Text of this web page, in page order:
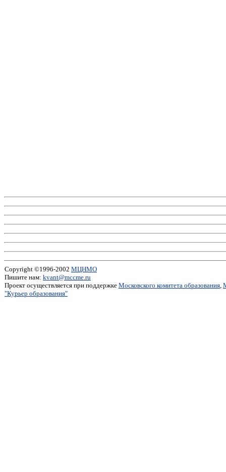
Copyright ©1996-2002 МЦНМО
Пишите нам: kvant@mccme.ru
Проект осуществляется при поддержке Московского комитета образования,
"Курьер образования"